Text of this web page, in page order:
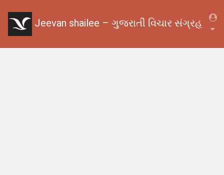
Jeevan shailee – ગુજરાતી વિચાર સંગ્રહ